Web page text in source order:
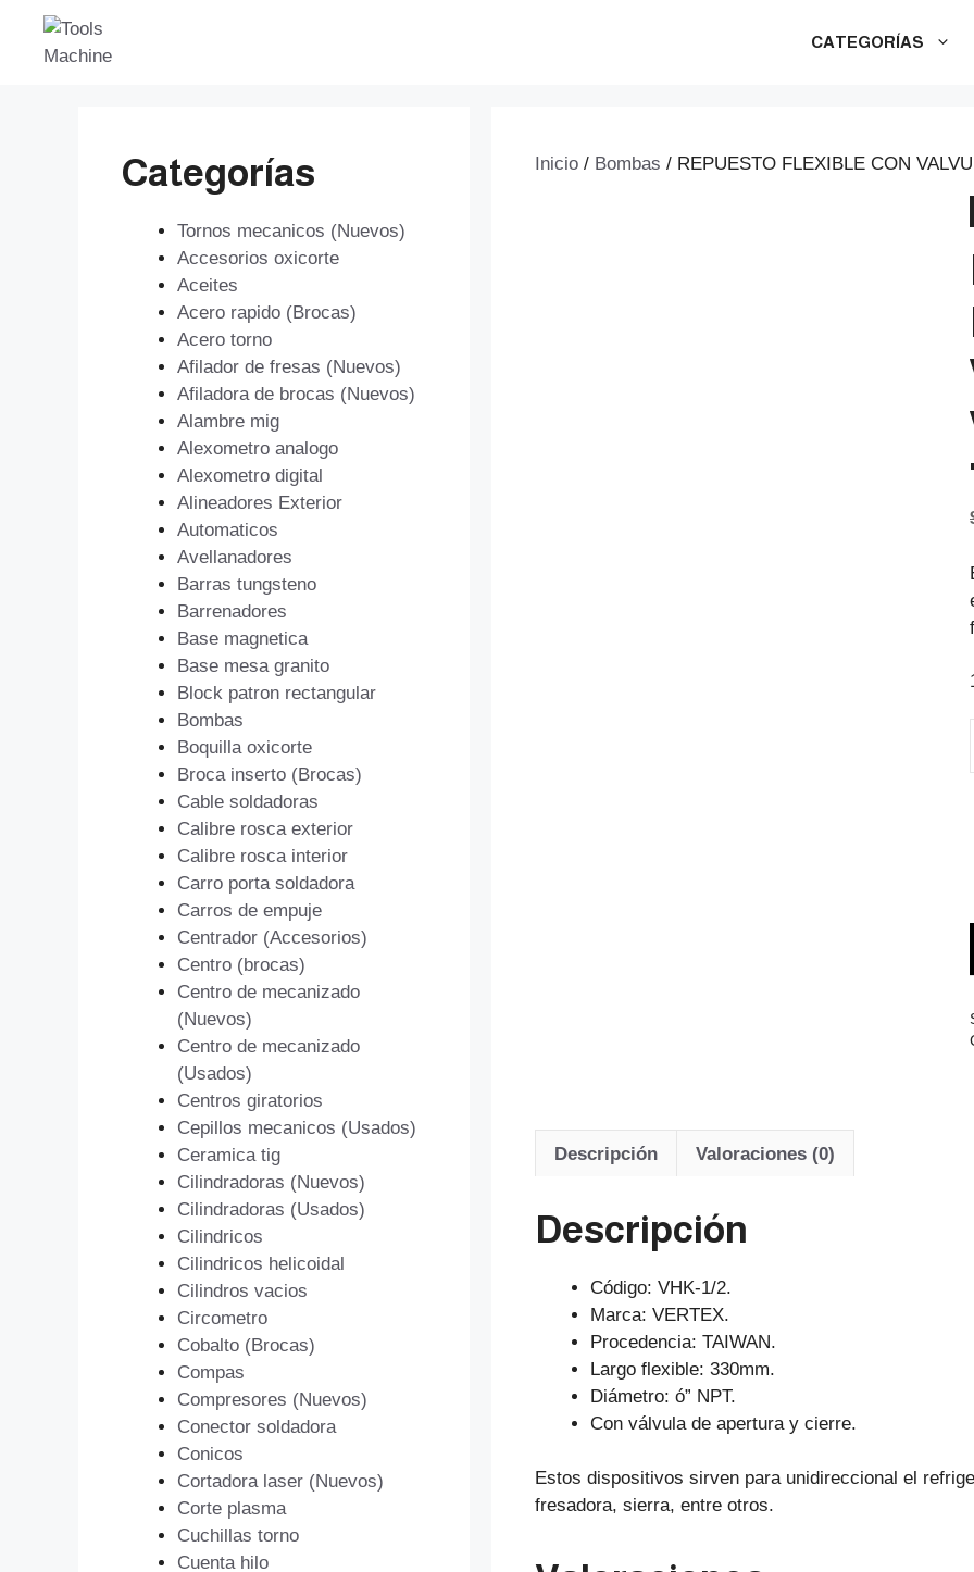
Saltar
contenido
CATEGORÍAS
Inicio / Bombas / REPUESTO FLEXIBLE CON
Descripción Valoraciones (0)
Descripción
Código: VHK-1/2.
Marca: VERTEX.
Procedencia: TAIWAN.
Largo flexible: 330mm.
Diámetro: ó” NPT.
Con válvula de apertura y cierre.
Estos dispositivos sirven para unidireccional el
fresadora, sierra, entre otros.
Categorías
Tornos mecanicos (Nuevos)
Accesorios oxicorte
Aceites
Acero rapido (Brocas)
Acero torno
Afilador de fresas (Nuevos)
Afiladora de brocas (Nuevos)
Alambre mig
Alexometro analogo
Alexometro digital
Alineadores Exterior
Automaticos
Avellanadores
Barras tungsteno
Barrenadores
Base magnetica
Base mesa granito
Block patron rectangular
Bombas
Boquilla oxicorte
Broca inserto (Brocas)
Cable soldadoras
Calibre rosca exterior
Calibre rosca interior
Carro porta soldadora
Carros de empuje
Centrador (Accesorios)
Centro (brocas)
Centro de mecanizado
(Nuevos)
Centro de mecanizado
(Usados)
Centros giratorios
Cepillos mecanicos (Usados)
Ceramica tig
Cilindradoras (Nuevos)
Cilindradoras (Usados)
Cilindricos
Cilindricos helicoidal
Cilindros vacios
Circometro
Cobalto (Brocas)
Compas
Compresores (Nuevos)
Conector soldadora
Conicos
Cortadora laser (Nuevos)
Corte plasma
Cuchillas torno
Cuenta hilo